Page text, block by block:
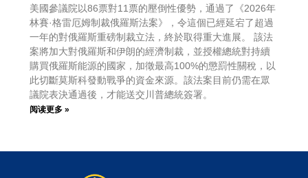
美國參議院以86票對11票的壓倒性優勢，通過了《2026年
林賽·格雷厄姆制裁俄羅斯法案》，令這個已經延宕了超過
一年的對俄羅斯重磅制裁立法，終於取得重大進展。 該法
案將加大對俄羅斯和伊朗的經濟制裁，並授權總統對持續
購買俄羅斯能源的國家，加徵最高100%的懲罰性關稅，以
此切斷莫斯科發動戰爭的資金來源。該法案目前仍需在眾
議院表決通過後，才能送交川普總統簽署。
阅读更多 »